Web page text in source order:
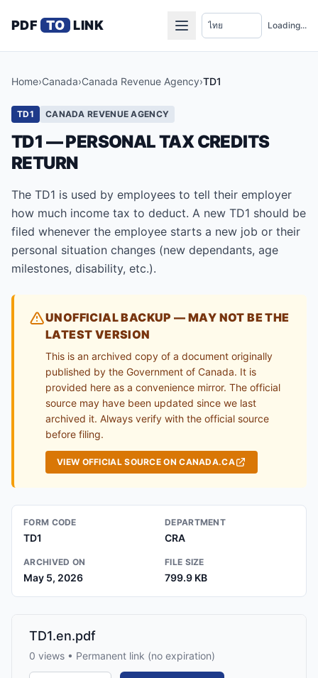
PDF TO LINK Loading...
Home›Canada›Canada Revenue Agency›TD1
TD1 CANADA REVENUE AGENCY
TD1 — PERSONAL TAX CREDITS
RETURN
The TD1 is used by employees to tell their employer
how much income tax to deduct. A new TD1 should be
filed whenever the employee starts a new job or their
personal situation changes (new dependants, age
milestones, disability, etc.).
UNOFFICIAL BACKUP — MAY NOT BE THE
LATEST VERSION
This is an archived copy of a document originally
published by the Government of Canada. It is
provided here as a convenience mirror. The official
source may have been updated since we last
archived it. Always verify with the official source
before filing.
VIEW OFFICIAL SOURCE ON CANADA.CA
FORM CODE
TD1
DEPARTMENT
CRA
ARCHIVED ON
May 5, 2026
FILE SIZE
799.9 KB
TD1.en.pdf
0 views • Permanent link (no expiration)